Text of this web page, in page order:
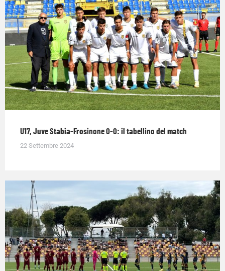
U17, Juve Stabia-Frosinone 0-0: il tabellino del match
22 Settembre 2024